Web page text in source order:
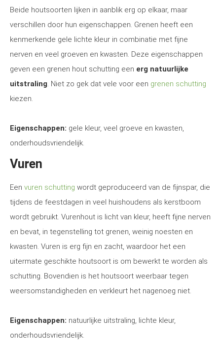
Beide houtsoorten lijken in aanblik erg op elkaar, maar
verschillen door hun eigenschappen. Grenen heeft een
kenmerkende gele lichte kleur in combinatie met fijne
nerven en veel groeven en kwasten. Deze eigenschappen
geven een grenen hout schutting een erg natuurlijke
uitstraling. Niet zo gek dat vele voor een grenen schutting
kiezen.
Eigenschappen: gele kleur, veel groeve en kwasten,
onderhoudsvriendelijk.
Vuren
Een vuren schutting wordt geproduceerd van de fijnspar, die
tijdens de feestdagen in veel huishoudens als kerstboom
wordt gebruikt. Vurenhout is licht van kleur, heeft fijne nerven
en bevat, in tegenstelling tot grenen, weinig noesten en
kwasten. Vuren is erg fijn en zacht, waardoor het een
uitermate geschikte houtsoort is om bewerkt te worden als
schutting. Bovendien is het houtsoort weerbaar tegen
weersomstandigheden en verkleurt het nagenoeg niet.
Eigenschappen: natuurlijke uitstraling, lichte kleur,
onderhoudsvriendelijk.